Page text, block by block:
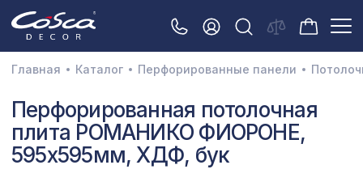
3D орнамент
Акустические панели
Декоративные балки и брус
Главная Каталог Перфорированные панели
Перфорированная потолочная
плита РОМАНИКО ФИОРОНЕ,
595х595мм, ХДФ, бук